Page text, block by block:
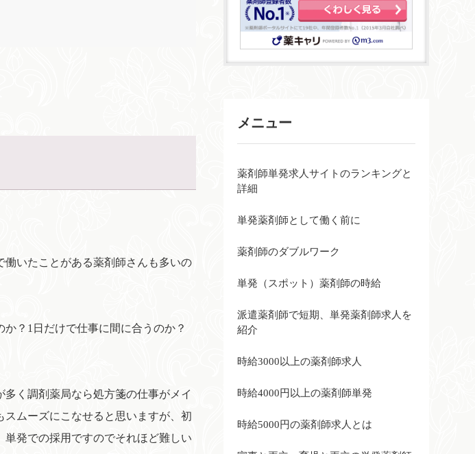
いたことがある薬剤師さんも多いの
？1日だけで仕事に間に合うのか？
く調剤薬局なら処方箋の仕事がメイ
ムーズにこなせると思いますが、初
発での採用ですのでそれほど難しい
メニュー
薬剤師単発求人サイトのランキングと
詳細
単発薬剤師として働く前に
薬剤師のダブルワーク
単発（スポット）薬剤師の時給
派遣薬剤師で短期、単発薬剤師求人を
紹介
時給3000以上の薬剤師求人
時給4000円以上の薬剤師単発
時給5000円の薬剤師求人とは